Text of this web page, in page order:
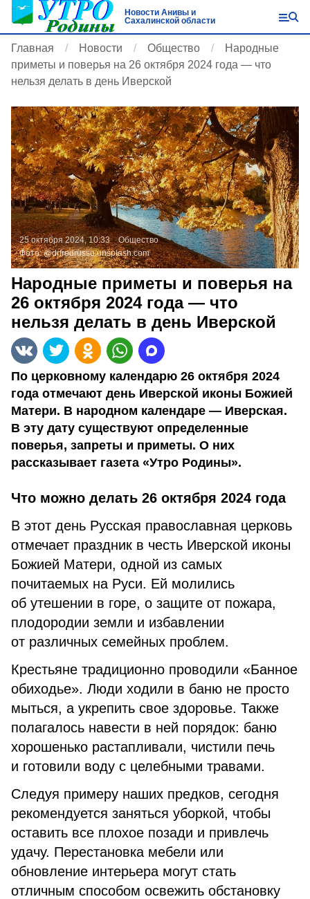
Новости Анивы и
Сахалинской области
Главная Новости Общество
Народные
приметы и поверья на 26 октября 2024 года — что
нельзя делать в день Иверской
25 октября 2024, 10:33
Общество
Фото:@drfredrussounsplash.com
Народные приметы и поверья на
26 октября 2024 года — что
нельзя делать в день Иверской
По церковному календарю 26 октября 2024
года отмечают день Иверской иконы Божией
Матери. В народном календаре — Иверская.
В эту дату существуют определенные
поверья, запреты и приметы. О них
рассказывает газета «Утро Родины».
Что можно делать 26 октября 2024 года
В этот день Русская православная церковь
отмечает праздник в честь Иверской иконы
Божией Матери, одной из самых
почитаемых на Руси. Ей молились
об утешении в горе, о защите от пожара,
плодородии земли и избавлении
от различных семейных проблем.
Крестьяне традиционно проводили «Банное
обиходье». Люди ходили в баню не просто
мыться, а укрепить свое здоровье. Также
полагалось навести в ней порядок: баню
хорошенько растапливали, чистили печь
и готовили воду с целебными травами.
Следуя примеру наших предков, сегодня
рекомендуется заняться уборкой, чтобы
оставить все плохое позади и привлечь
удачу. Перестановка мебели или
обновление интерьера могут стать
отличным способом освежить обстановку